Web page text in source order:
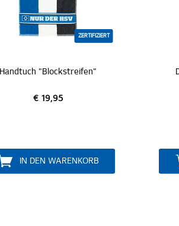
ZERTIFIZIERT
Duschtuch "Blockstreifen"
€ 29,95
IN DEN WARENKORB